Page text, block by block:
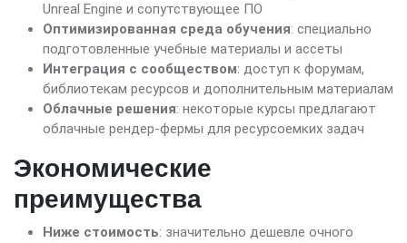
Unreal Engine и сопутствующее ПО
Оптимизированная среда обучения: специально
подготовленные учебные материалы и ассеты
Интеграция с сообществом: доступ к форумам,
библиотекам ресурсов и дополнительным материалам
Облачные решения: некоторые курсы предлагают
облачные рендер-фермы для ресурсоемких задач
Экономические
преимущества
Ниже стоимость: значительно дешевле очного